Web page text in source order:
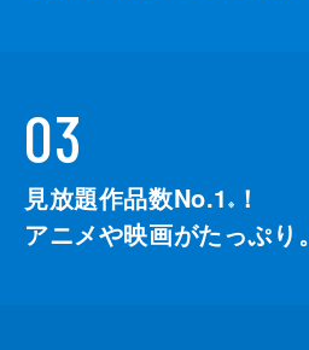
03
見放題作品数No.1 ※
！
アニメや映画がたっぷり。